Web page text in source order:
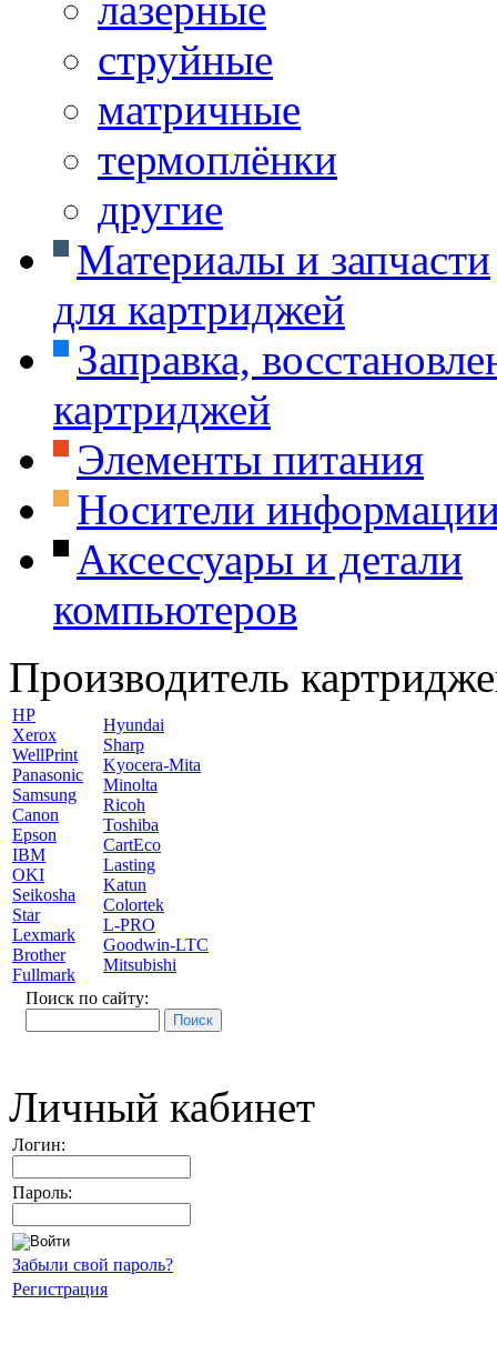
струйные
матричные
термоплёнки
другие
Материалы и запчасти
для картриджей
Заправка,
картриджей
Элементы питания
Носители
Аксессуары и детали
компьютеров
Производитель
HP
Xerox
WellPrint
Panasonic
Samsung
Canon
Epson
IBM
OKI
Seikosha
Star
Lexmark
Brother
Fullmark
Hyundai
Sharp
Kyocera-Mita
Minolta
Ricoh
Toshiba
CartEco
Lasting
Katun
Colortek
L-PRO
Goodwin-LTC
Mitsubishi
Поиск по сайту:
Личный кабинет
Логин:
Пароль:
Забыли свой пароль?
Регистрация